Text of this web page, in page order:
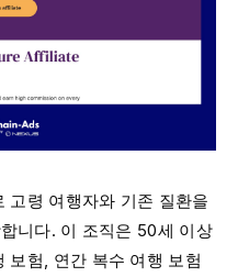
고령 여행자와 기존 질환을
니다. 이 조직은 50세 이상
보험, 연간 복수 여행 보험